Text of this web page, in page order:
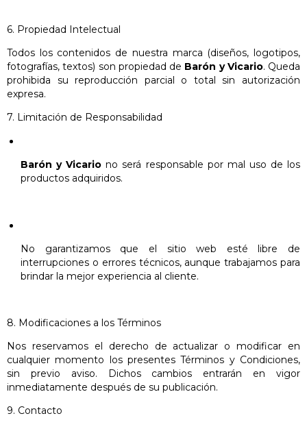
6. Propiedad Intelectual
Todos los contenidos de nuestra marca (diseños, logotipos,
fotografías, textos) son propiedad de Barón y Vicario. Queda
prohibida su reproducción parcial o total sin autorización
expresa.
7. Limitación de Responsabilidad
Barón y Vicario no será responsable por mal uso de los
productos adquiridos.
No garantizamos que el sitio web esté libre de
interrupciones o errores técnicos, aunque trabajamos para
brindar la mejor experiencia al cliente.
8. Modificaciones a los Términos
Nos reservamos el derecho de actualizar o modificar en
cualquier momento los presentes Términos y Condiciones,
sin previo aviso. Dichos cambios entrarán en vigor
inmediatamente después de su publicación.
9. Contacto